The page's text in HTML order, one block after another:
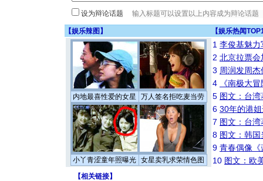
设为辩论话题
【娱乐辣图 】 【娱乐热闻
内地最喜性爱的女星 万人签名拒吃麦当劳
小丫青涩童年照曝光 女星卖乳求荣情色图
1 李俊基魅力
2 北京拉票
3 周润发周
4
《南极大
5 图文：台
6 30年的港
7 图文：台
8 图文：韩
9 青春偶像《
10 图文：欧
【相关链接】